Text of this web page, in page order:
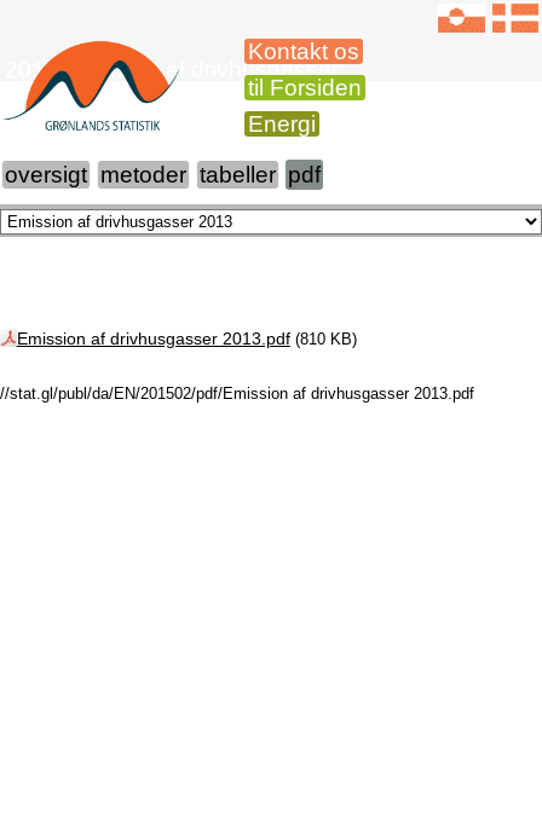
Kontakt os
til Forsiden
Energi
2013 Emission af drivhusgasser
oversigt metoder tabeller pdf
Emission af drivhusgasser 2013.pdf(810 KB)
//stat.gl/publ/da/EN/201502/pdf/Emission af drivhusgasser 2013.pdf